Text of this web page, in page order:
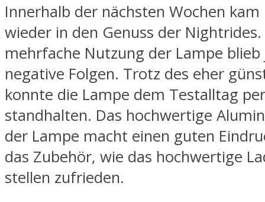
Innerhalb der nächsten Wochen
wieder in den Genuss der Nightrides.
mehrfache Nutzung der Lampe
negative Folgen. Trotz des eher
konnte die Lampe dem Testalltag
standhalten. Das hochwertige
der Lampe macht einen guten
das Zubehör, wie das hochwertige
stellen zufrieden.